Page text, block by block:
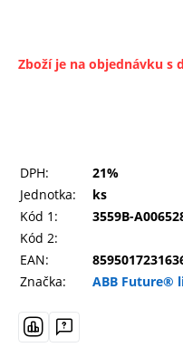
Zboží je na objednávku s
DPH:
21%
Jednotka:
ks
Kód 1:
3559B-
Kód 2:
EAN:
Značka:
ABB Future®